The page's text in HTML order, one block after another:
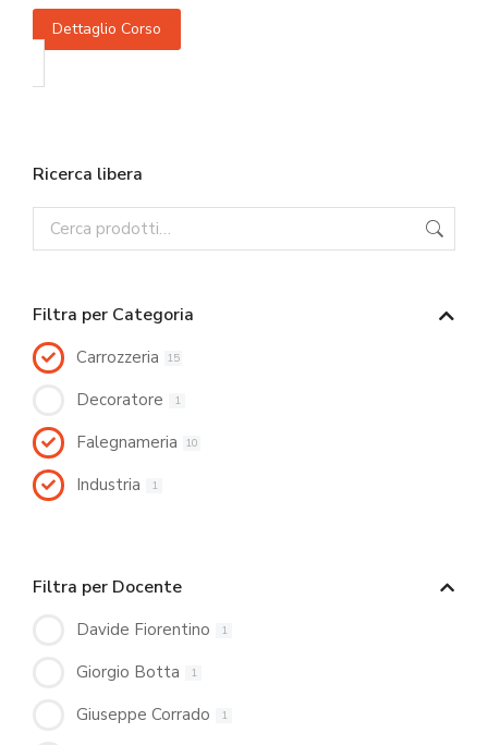
Dettaglio Corso
Ricerca libera
Filtra per Categoria
Carrozzeria 15
Decoratore 1
Falegnameria 10
Industria 1
Filtra per Docente
Davide Fiorentino 1
Giorgio Botta 1
Giuseppe Corrado 1